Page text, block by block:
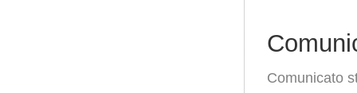
Comunicato